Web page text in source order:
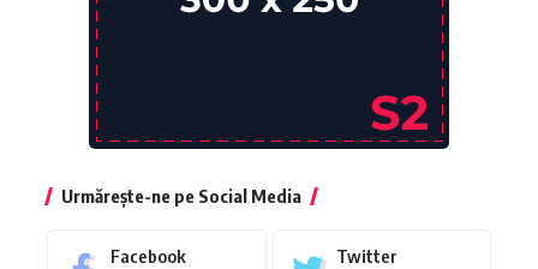
Urmărește-ne pe Social Media
Facebook Twitter